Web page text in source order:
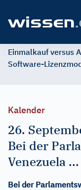
Einmalkauf versus
Software-
Kalender
26.
Bei der
Venezuela ...
Bei der